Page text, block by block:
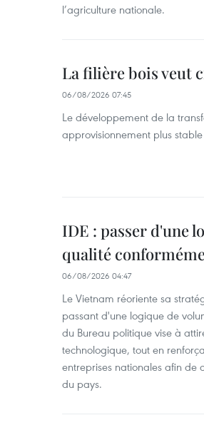
l’agriculture nationale.
La filière bois veut
06/08/2026 07:45
Le développement de la
approvisionnement plus
IDE : passer d'une
qualité
06/08/2026 04:47
Le Vietnam réoriente sa
passant d'une logique de
du Bureau politique vise à
technologique, tout en
entreprises nationales afin de
du pays. ​